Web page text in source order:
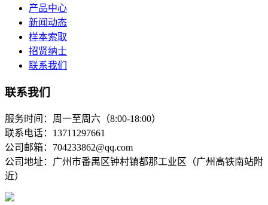
产品中心
新闻动态
样本索取
招贤纳士
联系我们
联系我们
服务时间：周一至周六（8:00-18:00）
联系电话：13711297661
公司邮箱：704233862@qq.com
公司地址：广州市番禺区钟村镇都那工业区（广州高铁南站附
近）